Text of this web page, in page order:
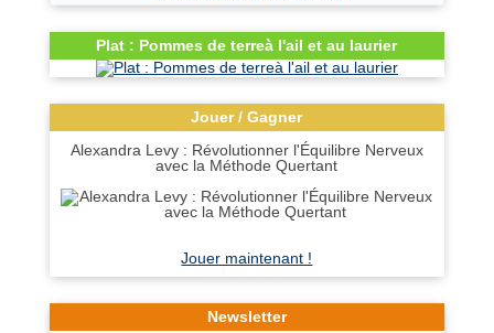
Plat : Pommes de terreà l'ail et au laurier
Jouer / Gagner
Alexandra Levy : Révolutionner l'Équilibre Nerveux
avec la Méthode Quertant
Jouer maintenant !
Newsletter